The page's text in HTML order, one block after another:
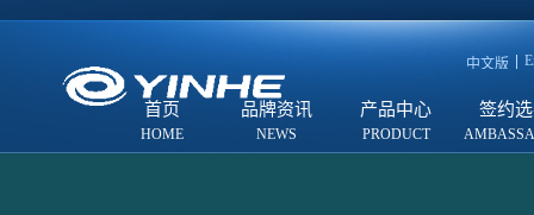
中文版
首页 品牌资讯 产品中心 签约